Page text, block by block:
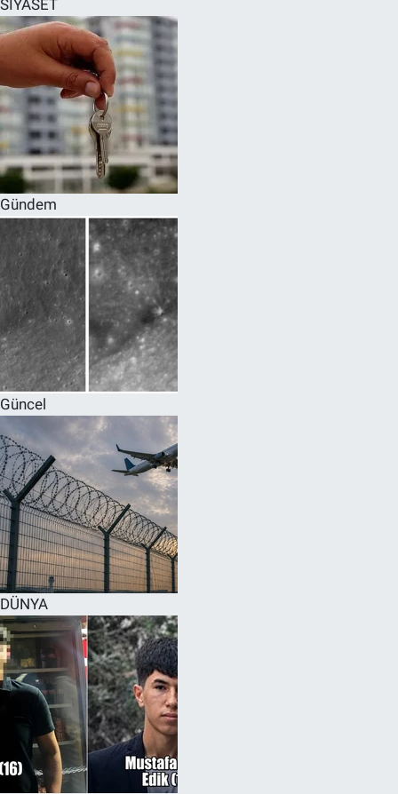
SİYASET
Gündem
Güncel
DÜNYA
SPOR
RESMİ İLANLAR